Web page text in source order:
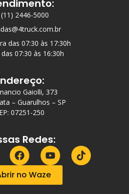
(11) 2446-5000
das 07:30 às 17:30h
das 07:30 às 16:30h
Gaiolli, 373
– Guarulhos – SP
07251-250
Redes:
no Waze